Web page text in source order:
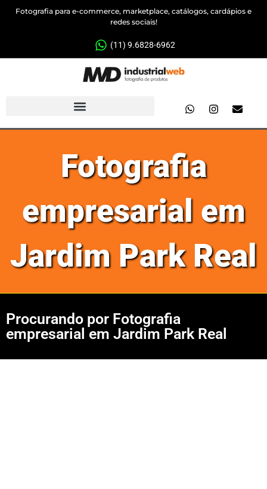
Fotografia para e-commerce, marketplace, catálogos, cardápios e
redes sociais!
(11) 9.6828-6962
Fotografia
empresarial em
Jardim Park Real
Procurando por Fotografia
empresarial em Jardim Park Real